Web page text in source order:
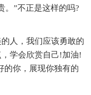
。”不正是这样的吗?
人，我们应该勇敢的
学会欣赏自己!加油!
的你，展现你独有的